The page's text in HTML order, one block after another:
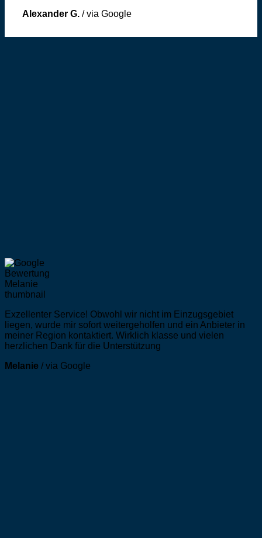
Alexander G. /via Google
Exzellenter Service! Obwohl wir nicht im Einzugsgebiet
liegen, wurde mir sofort weitergeholfen und ein Anbieter in
meiner Region kontaktiert. Wirklich klasse und vielen
herzlichen Dank für die Unterstützung
Melanie / via Google